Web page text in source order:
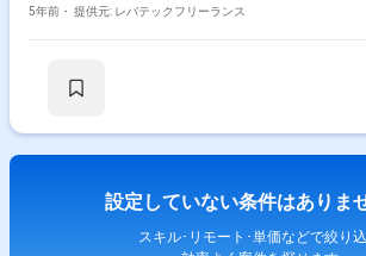
5年前・ 提供元: レバテックフリーランス
設定していない条件はありま
スキル･リモート･単価などで絞り込